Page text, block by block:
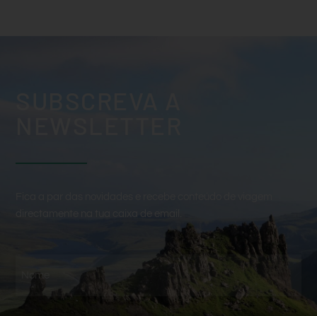
directamente na tua caixa de email.